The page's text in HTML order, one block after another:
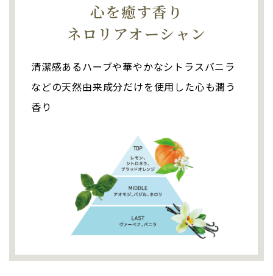
心を癒す香り
ネロリアオーシャン
清潔感あるハーブや華やかなシトラスバニラ
などの天然由来成分だけを使用した心も潤う
香り